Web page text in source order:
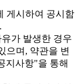
게시하여 공시함
가 발생한 경우
으며, 약관을 변
지사항"을 통해